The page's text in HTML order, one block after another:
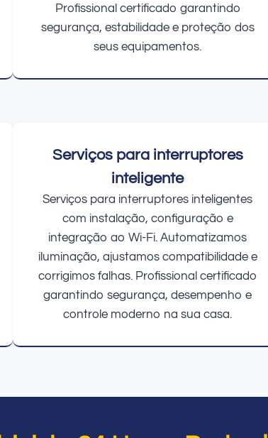
Profissional certificado garantindo
segurança, estabilidade e proteção dos
seus equipamentos.
Serviços para interruptores
inteligente
Serviços para interruptores inteligentes
com instalação, configuração e
integração ao Wi-Fi. Automatizamos
iluminação, ajustamos compatibilidade e
corrigimos falhas. Profissional certificado
garantindo segurança, desempenho e
controle moderno na sua casa.